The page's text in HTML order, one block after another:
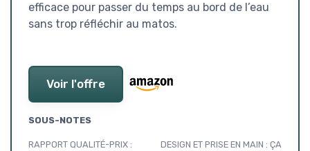
efficace pour passer du temps au bord de l’eau
sans trop réfléchir au matos.
Voir l'offre
SOUS-NOTES
RAPPORT QUALITÉ-PRIX :
DESIGN ET PRISE EN MAIN : ÇA